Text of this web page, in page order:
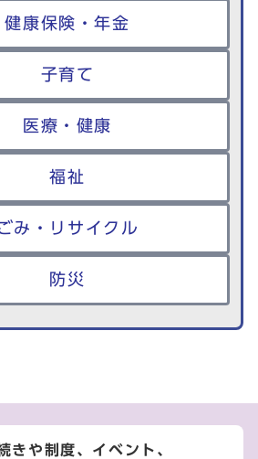
健康保険・年金
子育て
医療・健康
福祉
み・リサイクル
防災
きや制度、イベント、